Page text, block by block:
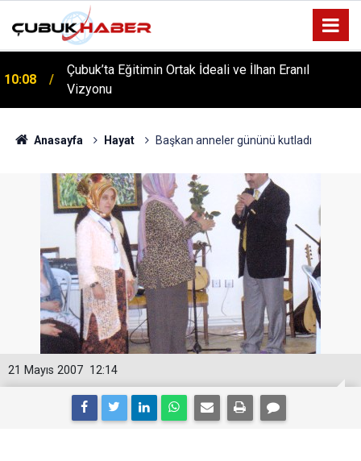
Çubuk’ta Eğitimin Ortak İdeali ve İlhan Eranıl
Vizyonu
12:06
ÇUBUK’TA ‘YAZA MERHABA’ COŞKUSU: Kursiyerler
Gönüllerince Eğlendi!
Anasayfa Hayat Başkan anneler gününü kutladı
12:14
21 Mayıs 2007